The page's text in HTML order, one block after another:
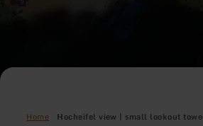
Home Hocheifel view | small lookout